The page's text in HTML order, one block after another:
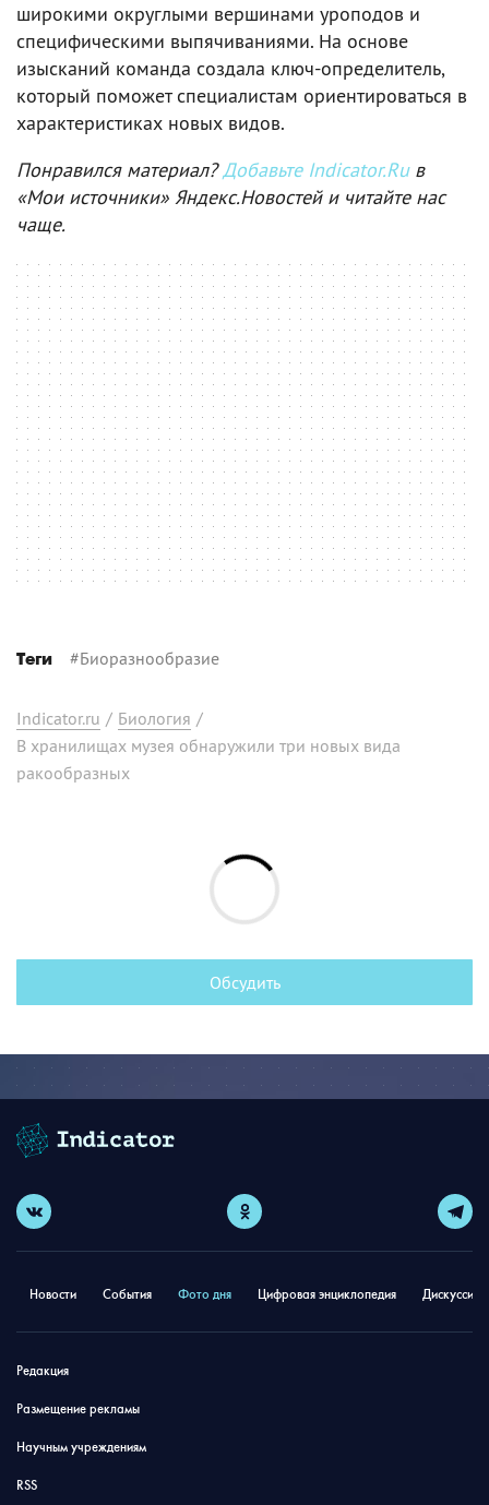
широкими округлыми вершинами уроподов и
специфическими выпячиваниями. На основе
изысканий команда создала ключ-определитель,
который поможет специалистам ориентироваться в
характеристиках новых видов.
Понравился материал?Добавьте Indicator.Ruв
«Мои источники» Яндекс.Новостей и читайте нас
чаще.
Теги #Биоразнообразие
Indicator.ru / Биология /
В хранилищах музея обнаружили три новых вида
ракообразных
Обсудить
Новости События Фото дня Цифровая энциклопедия
Редакция
Размещение рекламы
Научным учреждениям
RSS